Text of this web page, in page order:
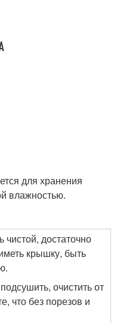
для хранения
влажностью.
достаточно
крышку, быть
очистить от
что без порезов и